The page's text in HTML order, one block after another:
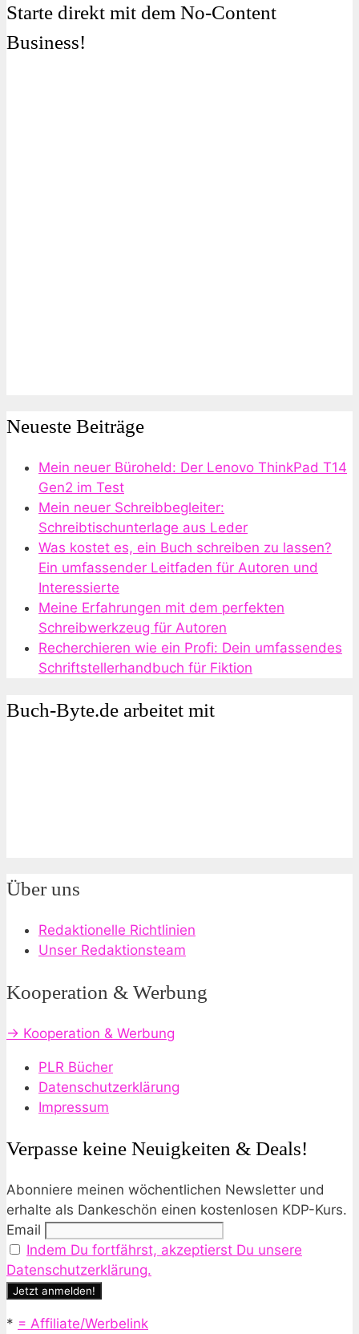
Starte direkt mit dem No-Content
Business!
Neueste Beiträge
Mein neuer Büroheld: Der Lenovo ThinkPad T14
Gen2 im Test
Mein neuer Schreibbegleiter:
Schreibtischunterlage aus Leder
Was kostet es, ein Buch schreiben zu lassen?
Ein umfassender Leitfaden für Autoren und
Interessierte
Meine Erfahrungen mit dem perfekten
Schreibwerkzeug für Autoren
Recherchieren wie ein Profi: Dein umfassendes
Schriftstellerhandbuch für Fiktion
Buch-Byte.de arbeitet mit
Über uns
Redaktionelle Richtlinien
Unser Redaktionsteam
Kooperation & Werbung
→ Kooperation & Werbung
PLR Bücher
Datenschutzerklärung
Impressum
Verpasse keine Neuigkeiten & Deals!
Abonniere meinen wöchentlichen Newsletter und
erhalte als Dankeschön einen kostenlosen KDP-Kurs.
Email
Indem Du fortfährst, akzeptierst Du unsere
Datenschutzerklärung.
* = Affiliate/Werbelink